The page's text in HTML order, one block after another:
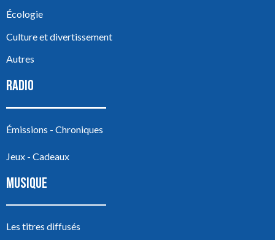
Écologie
Culture et divertissement
Autres
RADIO
Émissions - Chroniques
Jeux - Cadeaux
MUSIQUE
Les titres diffusés